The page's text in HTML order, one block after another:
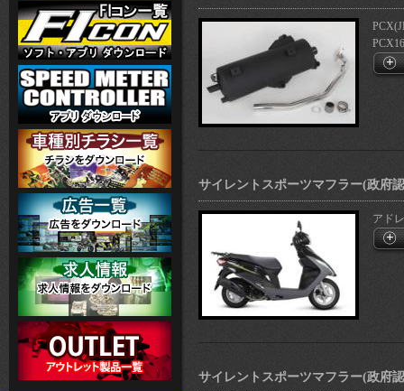
サイレントスポーツマフラー(政府
アド
サイレントスポーツマフラー(政府